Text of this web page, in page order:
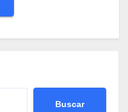
Buscar